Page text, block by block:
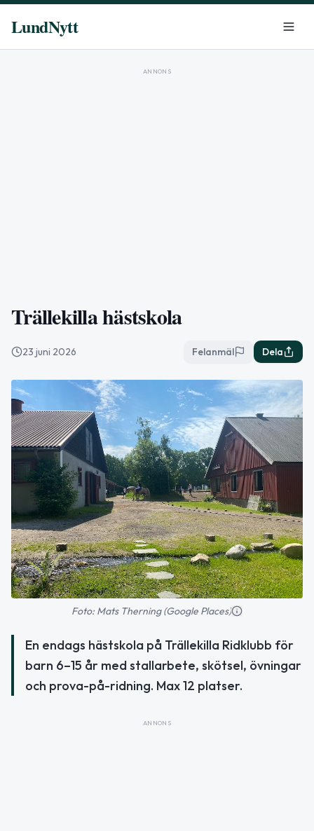
LundNytt
ANNONS
Trällekilla hästskola
23 juni 2026 Felanmäl Dela
Foto: Mats Therning (Google Places)
En endags hästskola på Trällekilla Ridklubb för
barn 6–15 år med stallarbete, skötsel, övningar
och prova-på-ridning. Max 12 platser.
ANNONS